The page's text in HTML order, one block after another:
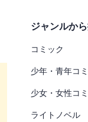
ジャンルか
コミック
少年・青年コ
少女・女性コ
ライトノベル